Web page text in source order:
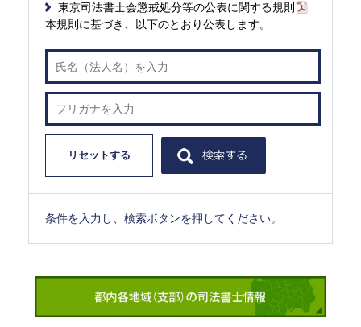
東京司法書士会懲戒処分等の公表に関する規則
本規則に基づき、以下のとおり公表します。
リセットする
条件を入力し、検索ボタンを押してください。